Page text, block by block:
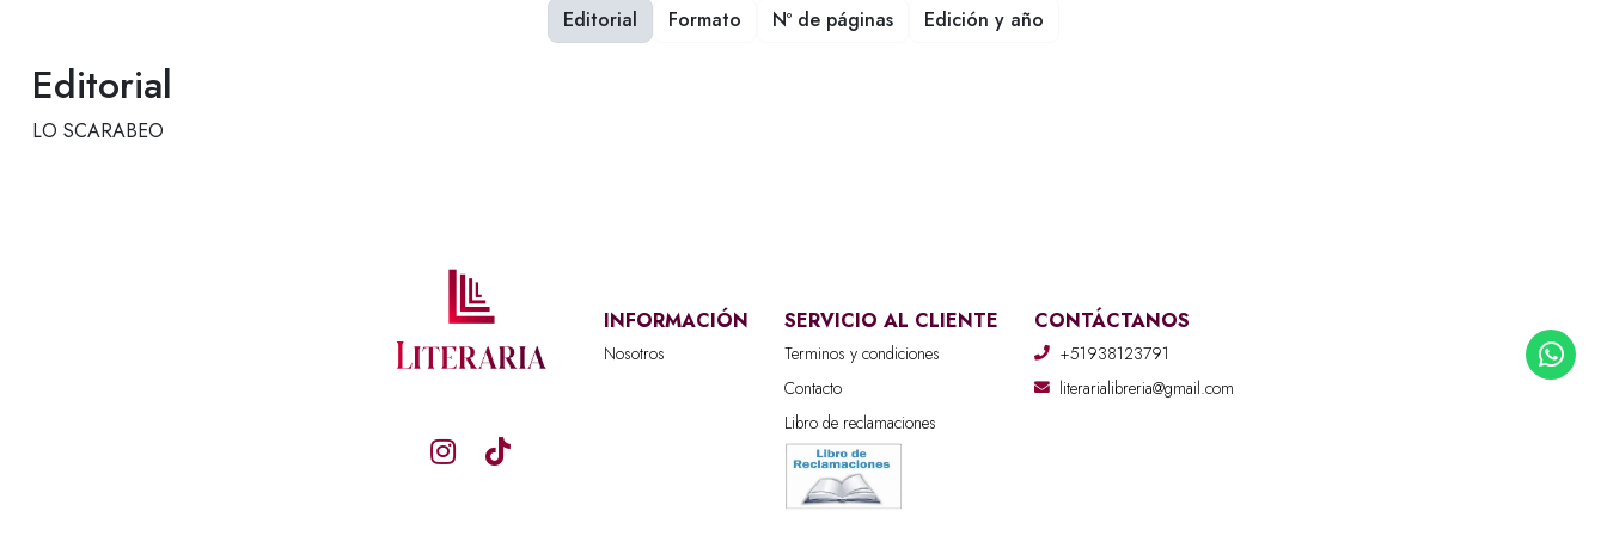
Editorial
LO SCARABEO
Editorial Formato Nº de páginas Edición y año
INFORMACIÓN
Nosotros
SERVICIO AL CLIENTE
Terminos y condiciones
Contacto
Libro de reclamaciones
CONTÁCTANOS
+51938123791
literarialibreria@gmail.com